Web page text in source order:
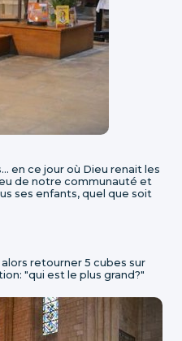
en ce jour où Dieu renait les
de notre communauté et
ses enfants, quel que soit
retourner 5 cubes sur
"qui est le plus grand?"